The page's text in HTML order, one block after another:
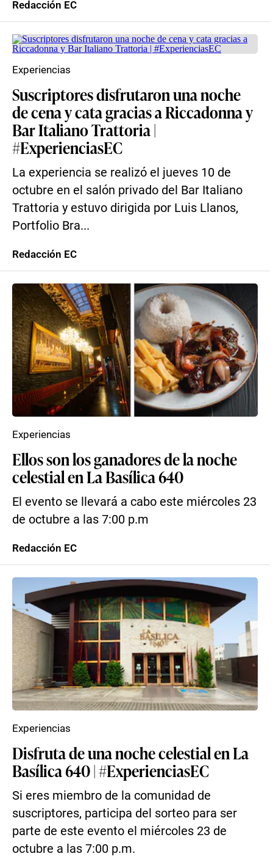
Redacción EC
Suscriptores disfrutaron una noche
de cena y cata gracias a Riccadonna y
Bar Italiano Trattoria |
#ExperienciasEC
La experiencia se realizó el jueves 10 de
octubre en el salón privado del Bar Italiano
Trattoria y estuvo dirigida por Luis Llanos,
Portfolio Bra...
Experiencias
Redacción EC
Ellos son los ganadores de la noche
celestial en La Basílica 640
El evento se llevará a cabo este miércoles 23
de octubre a las 7:00 p.m
Experiencias
Redacción EC
Disfruta de una noche celestial en La
Basílica 640 | #ExperienciasEC
Si eres miembro de la comunidad de
suscriptores, participa del sorteo para ser
parte de este evento el miércoles 23 de
octubre a las 7:00 p.m.
Experiencias